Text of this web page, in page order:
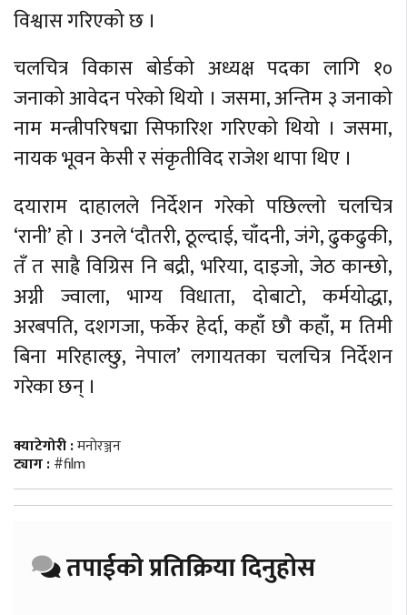
विश्वास गरिएको छ ।
चलचित्र विकास बोर्डको अध्यक्ष पदका लागि १०
जनाको आवेदन परेको थियो । जसमा, अन्तिम ३ जनाको
नाम मन्त्रीपरिषद्मा सिफारिश गरिएको थियो । जसमा,
नायक भूवन केसी र संकृतीविद राजेश थापा थिए ।
दयाराम दाहालले निर्देशन गरेको पछिल्लो चलचित्र
‘रानी’ हो । उनले ‘दौतरी, ठूल्दाई, चाँदनी, जंगे, ढुकढुकी,
तँ त साह्रै विग्रिस नि बद्री, भरिया, दाइजो, जेठ कान्छो,
अग्नी ज्वाला, भाग्य विधाता, दोबाटो, कर्मयोद्धा,
अरबपति, दशगजा, फर्केर हेर्दा, कहाँ छौ कहाँ, म तिमी
बिना मरिहाल्छु, नेपाल’ लगायतका चलचित्र निर्देशन
गरेका छन् ।
क्याटेगोरी :मनाेरञ्जन
ट्याग :#film
तपाईको प्रतिक्रिया दिनुहोस